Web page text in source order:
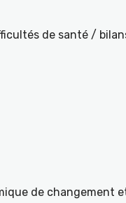
de santé /
de changement